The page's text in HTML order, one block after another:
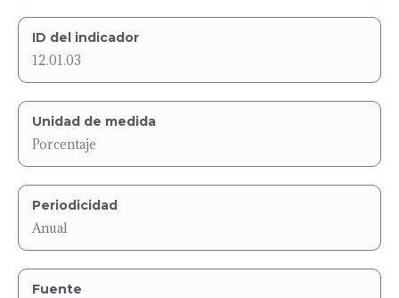
ID del indicador
12.01.03
Unidad de medida
Porcentaje
Periodicidad
Anual
Fuente